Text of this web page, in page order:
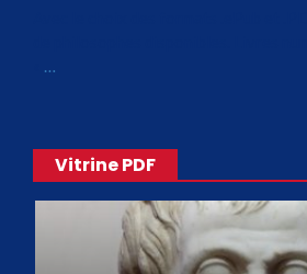
…
Vitrine PDF